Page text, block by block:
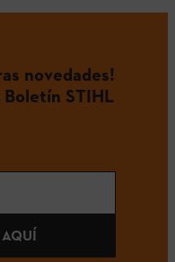
novedades!
STIHL